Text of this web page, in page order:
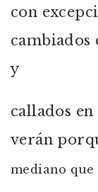
con
cambiados
y
callados en
verán
mediano que